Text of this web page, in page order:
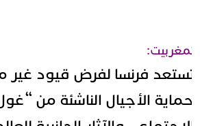
فرنسا لفرض قيود غير
الأجيال الناشئة من “غول